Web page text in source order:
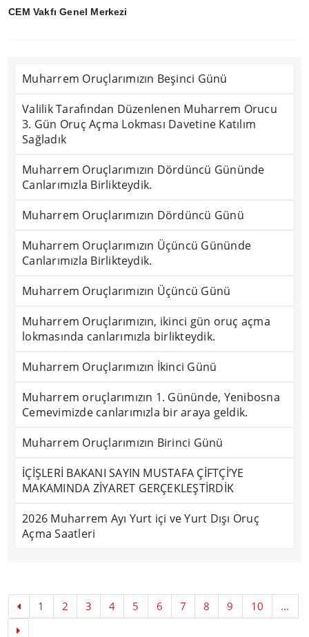
CEM Vakfı Genel Merkezi
Muharrem Oruçlarımızın Beşinci Günü
Valilik Tarafından Düzenlenen Muharrem Orucu
3. Gün Oruç Açma Lokması Davetine Katılım
Sağladık
Muharrem Oruçlarımızın Dördüncü Gününde
Canlarımızla Birlikteydik.
Muharrem Oruçlarımızın Dördüncü Günü
Muharrem Oruçlarımızın Üçüncü Gününde
Canlarımızla Birlikteydik.
Muharrem Oruçlarımızın Üçüncü Günü
Muharrem Oruçlarımızın, ikinci gün oruç açma
lokmasında canlarımızla birlikteydik.
Muharrem Oruçlarımızın İkinci Günü
Muharrem oruçlarımızın 1. Gününde, Yenibosna
Cemevimizde canlarımızla bir araya geldik.
Muharrem Oruçlarımızın Birinci Günü
İÇİŞLERİ BAKANI SAYIN MUSTAFA ÇİFTÇİ’YE
MAKAMINDA ZİYARET GERÇEKLEŞTİRDİK
2026 Muharrem Ayı Yurt içi ve Yurt Dışı Oruç
Açma Saatleri
1 2 3 4 5 6 7 8 9 10 ...